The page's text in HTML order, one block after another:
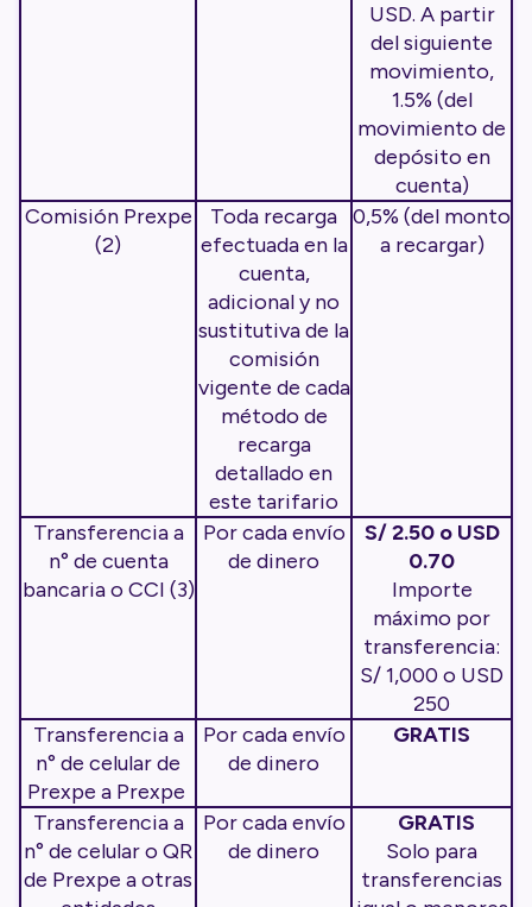
USD. A partir
del siguiente
movimiento,
1.5% (del
movimiento de
depósito en
cuenta)
Comisión Prexpe
(2)
Toda recarga
efectuada en la
cuenta,
adicional y no
sustitutiva de la
comisión
vigente de cada
método de
recarga
detallado en
este tarifario
0,5% (del monto
a recargar)
Transferencia a
n° de cuenta
bancaria o CCI (3)
Por cada envío
de dinero
S/ 2.50 o USD
0.70
Importe
máximo por
transferencia:
S/ 1,000 o USD
250
Transferencia a
n° de celular de
Prexpe a Prexpe
Por cada envío
de dinero
GRATIS
Transferencia a
n° de celular o QR
de Prexpe a otras
Por cada envío
de dinero
GRATIS
Solo para
transferencias